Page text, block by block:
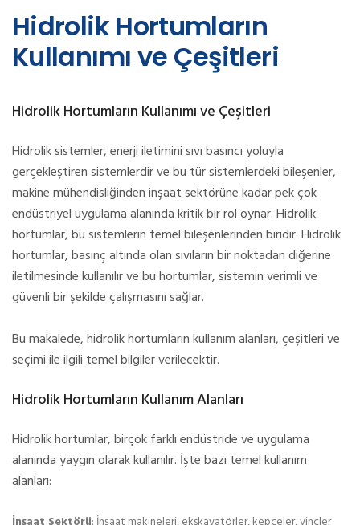
Hidrolik Hortumların
Kullanımı ve Çeşitleri
Hidrolik Hortumların Kullanımı ve Çeşitleri
Hidrolik sistemler, enerji iletimini sıvı basıncı yoluyla
gerçekleştiren sistemlerdir ve bu tür sistemlerdeki bileşenler,
makine mühendisliğinden inşaat sektörüne kadar pek çok
endüstriyel uygulama alanında kritik bir rol oynar. Hidrolik
hortumlar, bu sistemlerin temel bileşenlerinden biridir. Hidrolik
hortumlar, basınç altında olan sıvıların bir noktadan diğerine
iletilmesinde kullanılır ve bu hortumlar, sistemin verimli ve
güvenli bir şekilde çalışmasını sağlar.
Bu makalede, hidrolik hortumların kullanım alanları, çeşitleri ve
seçimi ile ilgili temel bilgiler verilecektir.
Hidrolik Hortumların Kullanım Alanları
Hidrolik hortumlar, birçok farklı endüstride ve uygulama
alanında yaygın olarak kullanılır. İşte bazı temel kullanım
alanları: